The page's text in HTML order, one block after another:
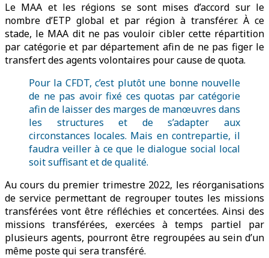
Le MAA et les régions se sont mises d’accord sur le
nombre d’ETP global et par région à transférer. À ce
stade, le MAA dit ne pas vouloir cibler cette répartition
par catégorie et par département afin de ne pas figer le
transfert des agents volontaires pour cause de quota.
Pour la CFDT, c’est plutôt une bonne nouvelle
de ne pas avoir fixé ces quotas par catégorie
afin de laisser des marges de manœuvres dans
les structures et de s’adapter aux
circonstances locales. Mais en contrepartie, il
faudra veiller à ce que le dialogue social local
soit suffisant et de qualité.
Au cours du premier trimestre 2022, les réorganisations
de service permettant de regrouper toutes les missions
transférées vont être réfléchies et concertées. Ainsi des
missions transférées, exercées à temps partiel par
plusieurs agents, pourront être regroupées au sein d’un
même poste qui sera transféré.